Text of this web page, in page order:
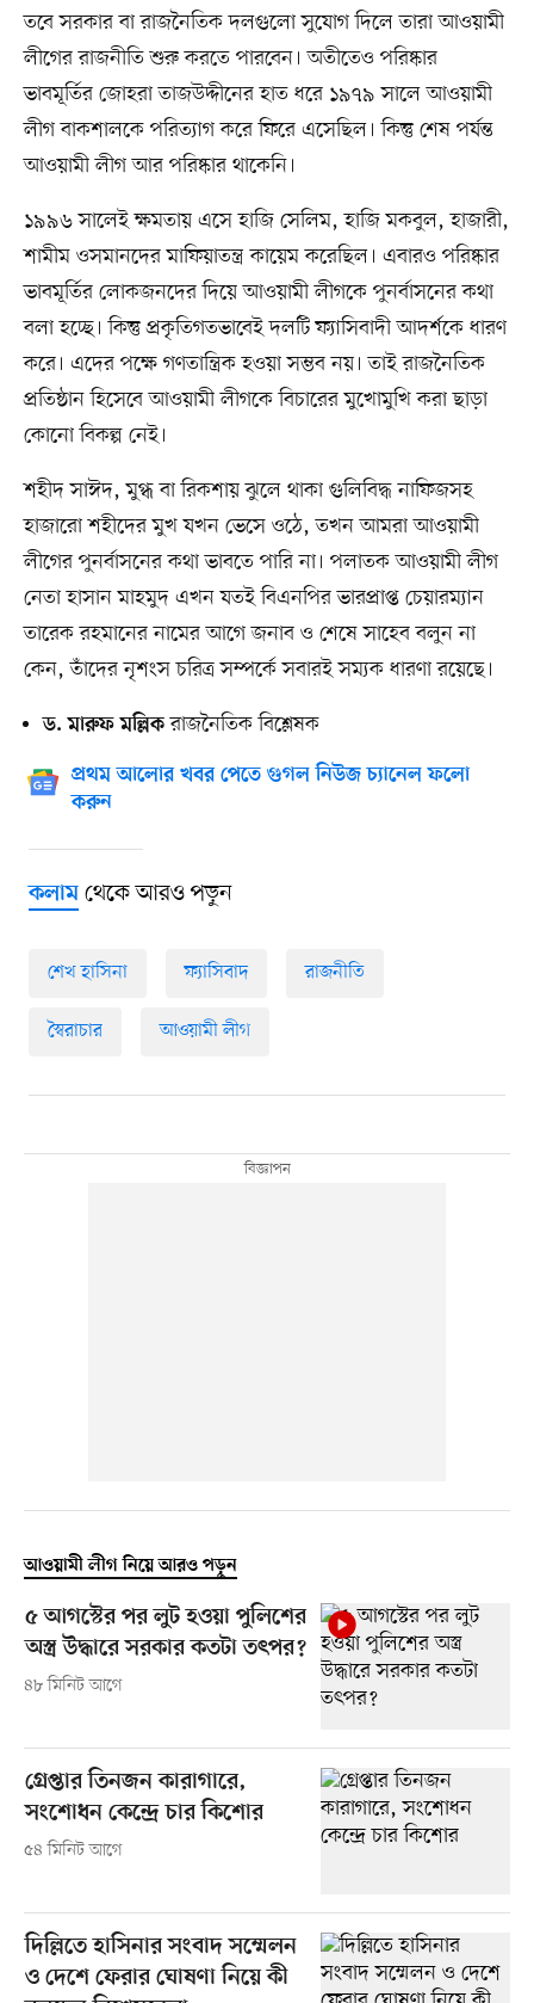
তবে সরকার বা রাজনৈতিক দলগুলো সুযোগ দিলে তারা আওয়ামী
লীগের রাজনীতি শুরু করতে পারবেন। অতীতেও পরিষ্কার
ভাবমূর্তির জোহরা তাজউদ্দীনের হাত ধরে ১৯৭৯ সালে আওয়ামী
লীগ বাকশালকে পরিত্যাগ করে ফিরে এসেছিল। কিন্তু শেষ পর্যন্ত
আওয়ামী লীগ আর পরিষ্কার থাকেনি।
১৯৯৬ সালেই ক্ষমতায় এসে হাজি সেলিম, হাজি মকবুল, হাজারী,
শামীম ওসমানদের মাফিয়াতন্ত্র কায়েম করেছিল। এবারও পরিষ্কার
ভাবমূর্তির লোকজনদের দিয়ে আওয়ামী লীগকে পুনর্বাসনের কথা
বলা হচ্ছে। কিন্তু প্রকৃতিগতভাবেই দলটি ফ্যাসিবাদী আদর্শকে ধারণ
করে। এদের পক্ষে গণতান্ত্রিক হওয়া সম্ভব নয়। তাই রাজনৈতিক
প্রতিষ্ঠান হিসেবে আওয়ামী লীগকে বিচারের মুখোমুখি করা ছাড়া
কোনো বিকল্প নেই।
শহীদ সাঈদ, মুগ্ধ বা রিকশায় ঝুলে থাকা গুলিবিদ্ধ নাফিজসহ
হাজারো শহীদের মুখ যখন ভেসে ওঠে, তখন আমরা আওয়ামী
লীগের পুনর্বাসনের কথা ভাবতে পারি না। পলাতক আওয়ামী লীগ
নেতা হাসান মাহমুদ এখন যতই বিএনপির ভারপ্রাপ্ত চেয়ারম্যান
তারেক রহমানের নামের আগে জনাব ও শেষে সাহেব বলুন না
কেন, তাঁদের নৃশংস চরিত্র সম্পর্কে সবারই সম্যক ধারণা রয়েছে।
ড. মারুফ মল্লিকরাজনৈতিক বিশ্লেষক
প্রথম আলোর খবর পেতে গুগল নিউজ চ্যানেল ফলো
করুন
কলামথেকে আরও পড়ুন
শেখ হাসিনা ফ্যাসিবাদ রাজনীতি
স্বৈরাচার আওয়ামী লীগ
আওয়ামী লীগ নিয়ে আরও পড়ুন
৫ আগস্টের পর লুট হওয়া পুলিশের
অস্ত্র উদ্ধারে সরকার কতটা তৎপর?
৪৮ মিনিট আগে
গ্রেপ্তার তিনজন কারাগারে,
সংশোধন কেন্দ্রে চার কিশোর
৫৪ মিনিট আগে
দিল্লিতে হাসিনার সংবাদ সম্মেলন
ও দেশে ফেরার ঘোষণা নিয়ে কী